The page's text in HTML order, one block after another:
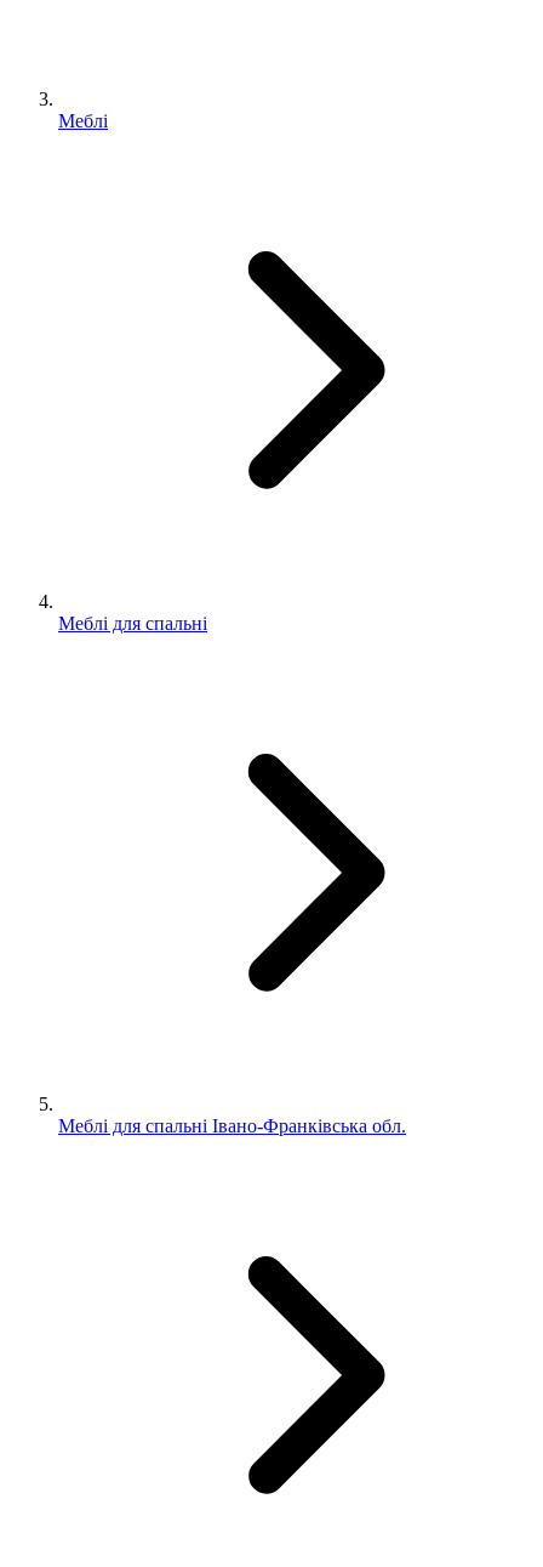
Меблі
Меблі для спальні
Меблі для спальні Івано-Франківська обл.